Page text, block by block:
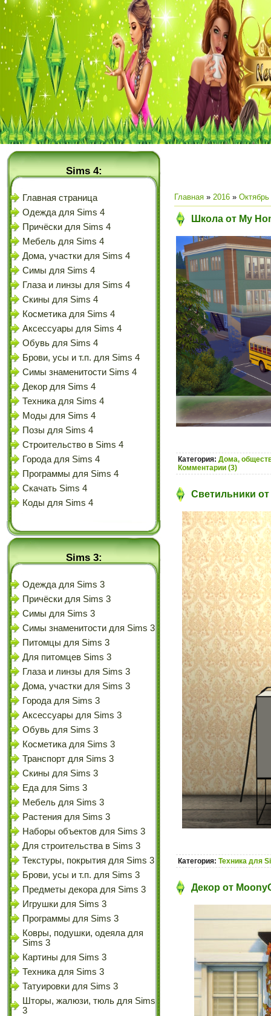
Sims 4:
Главная страница
Одежда для Sims 4
Причёски для Sims 4
Мебель для Sims 4
Дома, участки для Sims 4
Симы для Sims 4
Глаза и линзы для Sims 4
Скины для Sims 4
Косметика для Sims 4
Аксессуары для Sims 4
Обувь для Sims 4
Брови, усы и т.п. для Sims 4
Симы знаменитости Sims 4
Декор для Sims 4
Техника для Sims 4
Моды для Sims 4
Позы для Sims 4
Строительство в Sims 4
Города для Sims 4
Программы для Sims 4
Скачать Sims 4
Коды для Sims 4
Sims 3:
Одежда для Sims 3
Причёски для Sims 3
Симы для Sims 3
Симы знаменитости для Sims 3
Питомцы для Sims 3
Для питомцев Sims 3
Глаза и линзы для Sims 3
Дома, участки для Sims 3
Города для Sims 3
Аксессуары для Sims 3
Обувь для Sims 3
Косметика для Sims 3
Транспорт для Sims 3
Скины для Sims 3
Еда для Sims 3
Мебель для Sims 3
Растения для Sims 3
Наборы объектов для Sims 3
Для строительства в Sims 3
Текстуры, покрытия для Sims 3
Брови, усы и т.п. для Sims 3
Предметы декора для Sims 3
Игрушки для Sims 3
Программы для Sims 3
Ковры, подушки, одеяла для
Sims 3
Картины для Sims 3
Техника для Sims 3
Татуировки для Sims 3
Шторы, жалюзи, тюль для Sims
3
Главная » 2016 » Октябрь
Школа от My
Категория: Дома,
Комментарии (3)
Светильники
Категория: Техника для
Декор от